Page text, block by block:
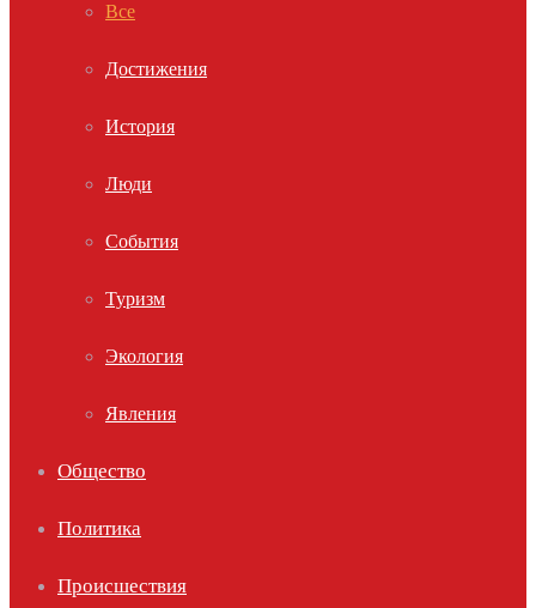
Все
Достижения
История
Люди
События
Туризм
Экология
Явления
Общество
Политика
Происшествия